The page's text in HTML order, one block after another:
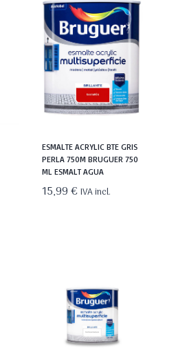
ESMALTE ACRYLIC BTE GRIS
PERLA 750M BRUGUER 750
ML ESMALT AGUA
15,99€ IVA incl.